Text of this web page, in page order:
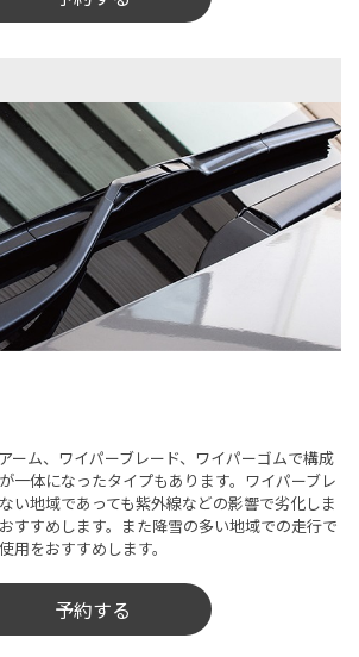
ーム、ワイパーブレード、ワイパーゴムで構成
一体になったタイプもあります。ワイパーブレ
い地域であっても紫外線などの影響で劣化しま
すすめします。また降雪の多い地域での走行で
用をおすすめします。
予約する